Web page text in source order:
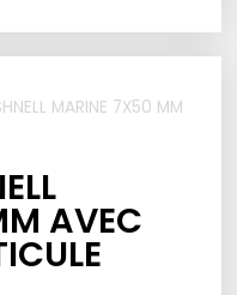
MARINE 7X50 MM
AVEC